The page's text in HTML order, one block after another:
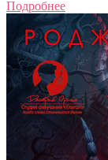
Подробнее